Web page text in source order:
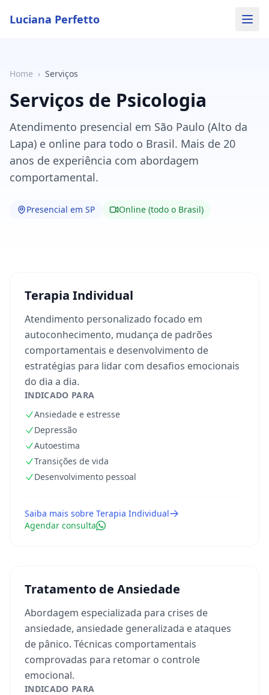
Luciana Perfetto
Home › Serviços
Serviços de Psicologia
Atendimento presencial em São Paulo (Alto da
Lapa) e online para todo o Brasil. Mais de 20
anos de experiência com abordagem
comportamental.
Presencial em SP Online (todo o Brasil)
Terapia Individual
Atendimento personalizado focado em
autoconhecimento, mudança de padrões
comportamentais e desenvolvimento de
estratégias para lidar com desafios emocionais
do dia a dia.
INDICADO PARA
Ansiedade e estresse
Depressão
Autoestima
Transições de vida
Desenvolvimento pessoal
Saiba mais sobre Terapia Individual
Agendar consulta
Tratamento de Ansiedade
Abordagem especializada para crises de
ansiedade, ansiedade generalizada e ataques
de pânico. Técnicas comportamentais
comprovadas para retomar o controle
emocional.
INDICADO PARA